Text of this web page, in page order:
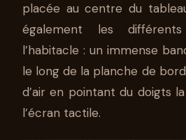
placée au centre du
également les
l’habitacle : un immense
le long de la planche de
d’air en pointant du doigts
l’écran tactile.